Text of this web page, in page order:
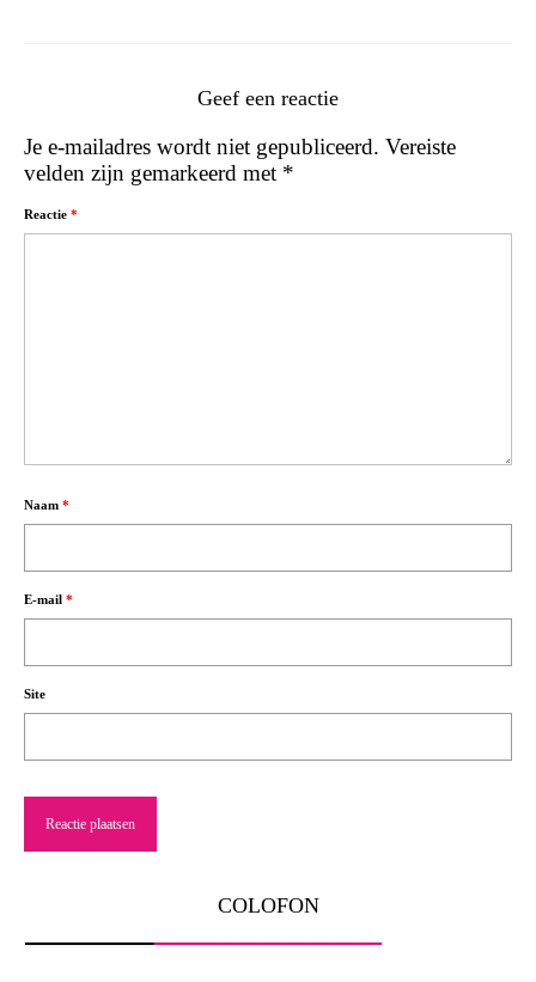
Geef een reactie
Je e-mailadres wordt niet gepubliceerd. Vereiste
velden zijn gemarkeerd met *
Reactie *
Naam *
E-mail *
Site
COLOFON